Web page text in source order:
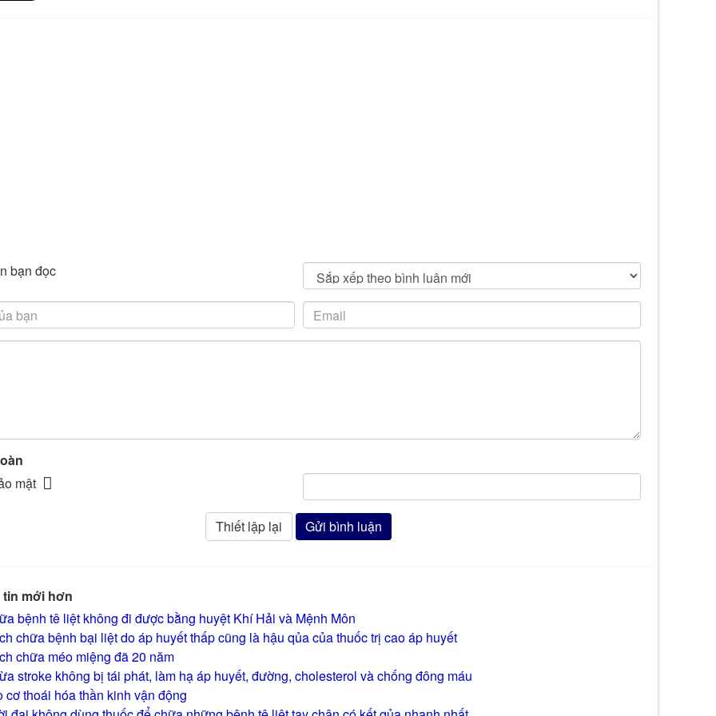
bạn đọc
mới hơn
bệnh tê liệt không đi được bằng huyệt Khí Hải và Mệnh Môn
chữa bệnh bại liệt do áp huyết thấp cũng là hậu qủa của thuốc trị cao áp huyết
chữa méo miệng đã 20 năm
stroke không bị tái phát, làm hạ áp huyết, đường, cholesterol và chống đông máu
cơ thoái hóa thần kinh vận động